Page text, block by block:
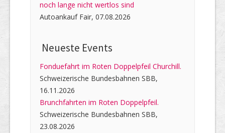
noch lange nicht wertlos sind
Autoankauf Fair, 07.08.2026
Neueste Events
Fonduefahrt im Roten Doppelpfeil Churchill.
Schweizerische Bundesbahnen SBB,
16.11.2026
Brunchfahrten im Roten Doppelpfeil.
Schweizerische Bundesbahnen SBB,
23.08.2026